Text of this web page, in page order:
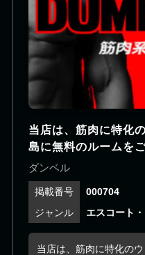
ます。 短期でも、体験
す。給料は全て毎日全
なく、自分の空いてる
以上稼ぐスタッフもい
フが足りておらず、、
です。 よろしくお願いし
当店は、筋肉に特化
島に無料のルームを
ダンベル
000704
エスコート
当店は、筋肉に特化の